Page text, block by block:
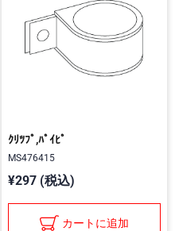
ｸﾘﾂﾌﾟ,ﾊﾟｲﾋﾟ
MS476415
¥297 (税込)
カートに追加